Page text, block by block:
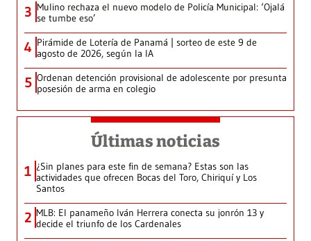
3 Mulino rechaza el nuevo modelo de Policía Municipal: ‘Ojalá
se tumbe eso’
4 Pirámide de Lotería de Panamá | sorteo de este 9 de
agosto de 2026, según la IA
5 Ordenan detención provisional de adolescente por presunta
posesión de arma en colegio
Últimas noticias
1 ¿Sin planes para este fin de semana? Estas son las
actividades que ofrecen Bocas del Toro, Chiriquí y Los
Santos
2 MLB: El panameño Iván Herrera conecta su jonrón 13 y
decide el triunfo de los Cardenales